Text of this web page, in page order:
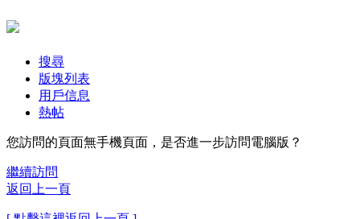
搜尋
版塊列表
用戶信息
熱帖
您訪問的頁面無手機頁面，是否進一步訪問電腦版？
繼續訪問
返回上一頁